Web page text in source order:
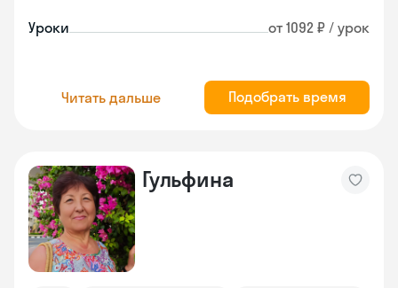
Уроки от 1092 ₽ / урок
Читать дальше Подобрать время
Гульфина